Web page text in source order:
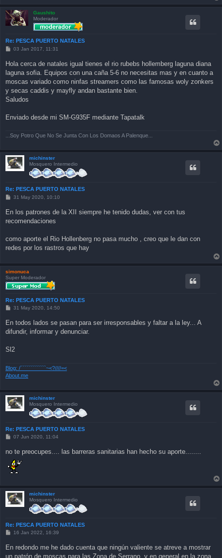
Gaushito
Moderador
Re: PESCA PUERTO NATALES
P
t
03 Jan 2017, 11:31
Hola cerca de natales igual tienes el rio rubebs hollemberg laguna diana
laguna sofia. Equipos con una caña 5-6 no necesitas mas y en cuanto a
moscas variado como ninfas streamers como las famosas woly zonkers
y secas caddis y mayfly andan bastante bien.
Saludos
Enviado desde mi SM-G935F mediante Tapatalk
...Soy Potro Que No Se Junta Con Los Domaos A Palenque...
michinster
Mosquero Intermedio
Re: PESCA PUERTO NATALES
P
t
31 May 2020, 10:10
En los patrones de la XII siempre he tenido dudas, ver con tus
recomendaciones
como aporte el Rio Hollenberg no pasa mucho , creo que le dan con
redes por los rastros que hay
simonuca
Super Moderador
Re: PESCA PUERTO NATALES
P
t
31 May 2020, 14:50
En todos lados se pasan para ser irresponsables y faltar a la ley... A
difundir, informar y denunciar.
Sl2
Blog: /`````````````~<?////=<
About.me
michinster
Mosquero Intermedio
Re: PESCA PUERTO NATALES
P
t
07 Jun 2020, 11:04
no te preocupes.... las barreras sanitarias han hecho su aporte........
michinster
Mosquero Intermedio
Re: PESCA PUERTO NATALES
P
t
16 Jan 2022, 16:39
En redondo me he dado cuenta que ningún valiente se atreve a mostrar
un patrón de moscas para las Zona de Serrano, y en general en la zona,